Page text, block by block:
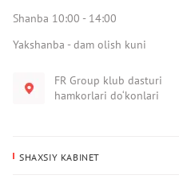
Shanba 10:00 - 14:00
Yakshanba - dam olish kuni
FR Group klub dasturi
hamkorlari do‘konlari
SHAXSIY KABINET